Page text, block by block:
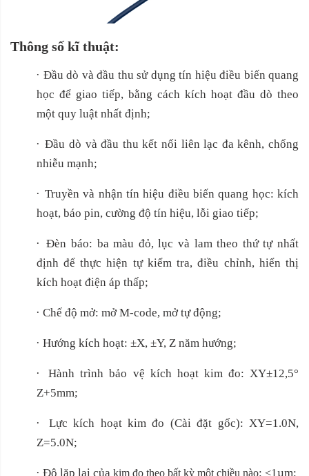
Thông số kĩ thuật:
· Đầu dò và đầu thu sử dụng tín hiệu điều biến quang
học để giao tiếp, bằng cách kích hoạt đầu dò theo
một quy luật nhất định;
· Đầu dò và đầu thu kết nối liên lạc đa kênh, chống
nhiễu mạnh;
· Truyền và nhận tín hiệu điều biến quang học: kích
hoạt, báo pin, cường độ tín hiệu, lỗi giao tiếp;
· Đèn báo: ba màu đỏ, lục và lam theo thứ tự nhất
định để thực hiện tự kiểm tra, điều chỉnh, hiển thị
kích hoạt điện áp thấp;
· Chế độ mở: mở M-code, mở tự động;
· Hướng kích hoạt: ±X, ±Y, Z năm hướng;
·
Hành trình bảo vệ kích hoạt kim đo: XY±12,5°
Z+5mm;
·
Lực kích hoạt kim đo (Cài đặt gốc): XY=1.0N,
Z=5.0N;
· Độ lặp lại củakim đo theo bất kỳ một chiều nào: ≤1µm;